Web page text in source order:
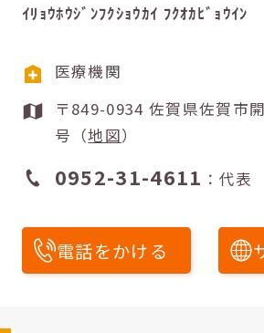
ｲﾘｮｳﾎｳｼﾞﾝﾌｸｼｮｳｶｲ ﾌｸｵｶﾋﾞｮｳｲﾝ
医療機関
〒849-0934 佐賀県佐賀市開成6丁目14番10
号（地図）
0952-31-4611 ：代表
電話をかける